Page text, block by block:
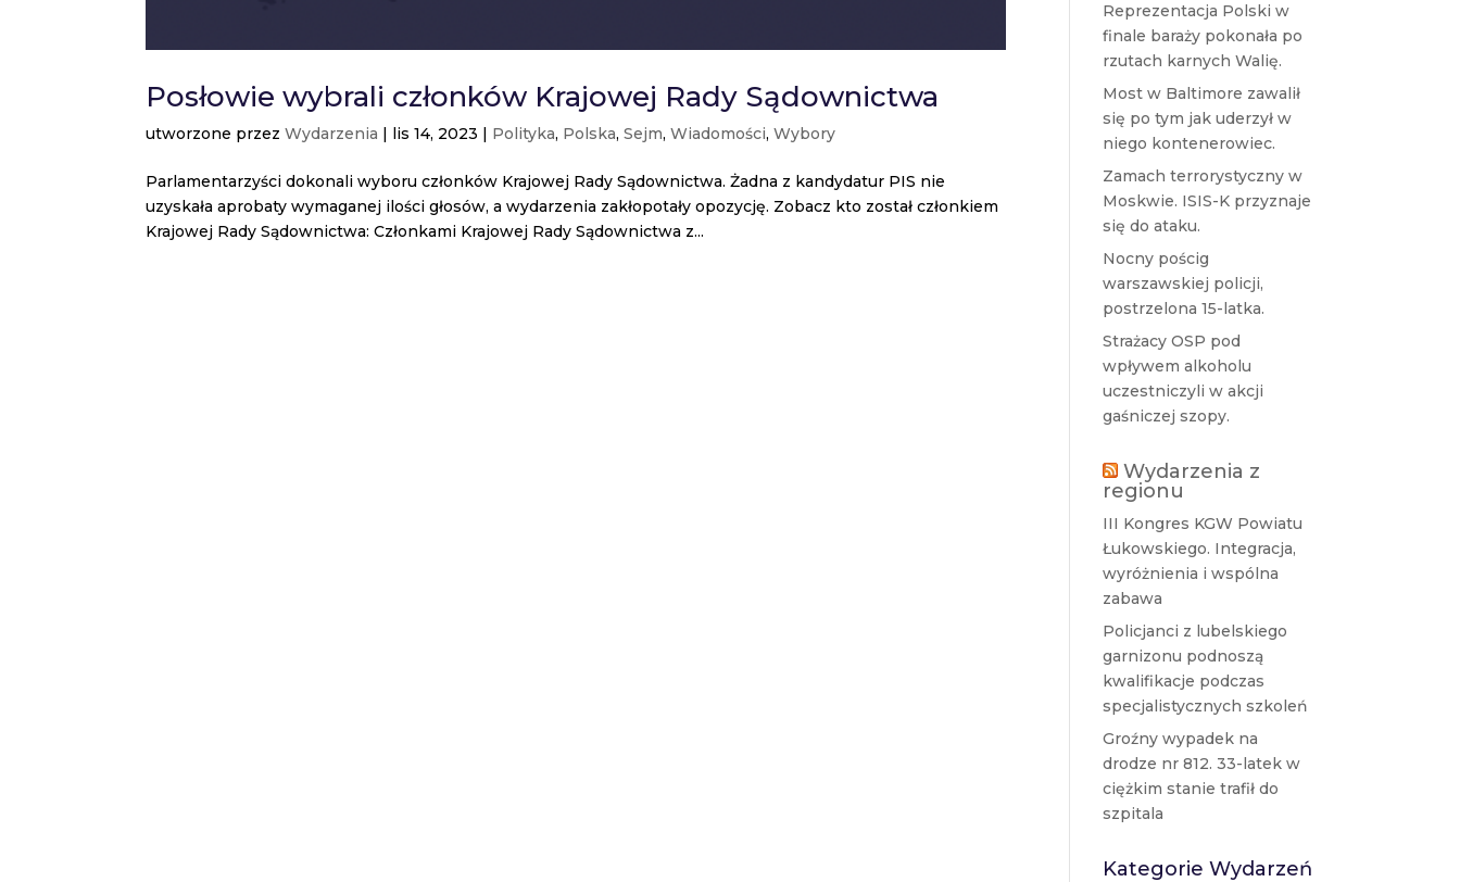
Posłowie wybrali członków Krajowej Rady Sądownictwa
utworzone przezWydarzenia | lis 14, 2023 | Polityka, Polska,Sejm,Wiadomości,Wybory
Parlamentarzyści dokonali wyboru członków Krajowej Rady Sądownictwa. Żadna z kandydatur PIS nie
uzyskała aprobaty wymaganej ilości głosów, a wydarzenia zakłopotały opozycję. Zobacz kto został członkiem
Krajowej Rady Sądownictwa: Członkami Krajowej Rady Sądownictwa z...
Reprezentacja Polski w
finale baraży pokonała po
rzutach karnych Walię.
Most w Baltimore zawalił
się po tym jak uderzył w
niego kontenerowiec.
Zamach terrorystyczny w
Moskwie. ISIS-K przyznaje
się do ataku.
Nocny pościg
warszawskiej policji,
postrzelona 15-latka.
Strażacy OSP pod
wpływem alkoholu
uczestniczyli w akcji
gaśniczej szopy.
Wydarzenia z
regionu
III Kongres KGW Powiatu
Łukowskiego. Integracja,
wyróżnienia i wspólna
zabawa
Policjanci z lubelskiego
garnizonu podnoszą
kwalifikacje podczas
specjalistycznych szkoleń
Groźny wypadek na
drodze nr 812. 33-latek w
ciężkim stanie trafił do
szpitala
Kategorie Wydarzeń